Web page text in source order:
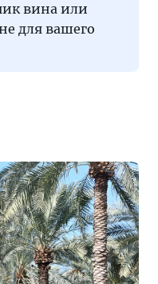
вина или
для вашего